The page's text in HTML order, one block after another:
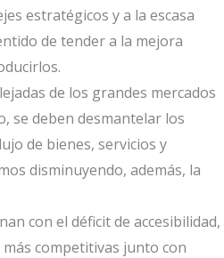
estratégicos y a la escasa
de tender a la mejora
de los grandes mercados
se deben desmantelar los
de bienes, servicios y
disminuyendo, además, la
con el déficit de accesibilidad,
competitivas junto con